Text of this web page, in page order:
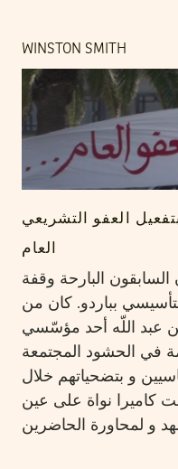
WINSTON SMITH
العفو التشريعي
العام
البارحة وقفة
بباردو. كان من
عبد اللّه أحد مؤسّسي
في الحشود المجتمعة
و بتضحياتهم خلال
كاميرا نواة على عين